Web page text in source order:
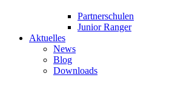
Partnerschulen
Junior Ranger
Aktuelles
News
Blog
Downloads